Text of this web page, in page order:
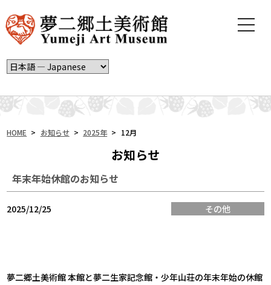
t
n
o
n
HOME > お知らせ > 2025年 > 12月
お知らせ
年末年始休館のお知らせ
2025/12/25 その他
夢二郷土美術館 本館と夢二生家記念館・少年山荘の年末年始の休館